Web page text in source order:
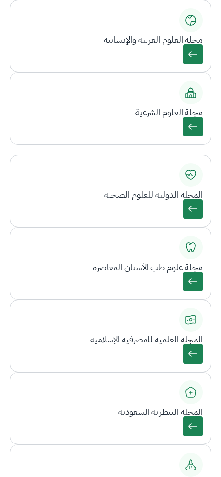
مجلة العلوم العربية والإنسانية
مجلة العلوم الشرعية
المجلة الدولية للعلوم الصحية
مجلة علوم طب الأسنان المعاصرة
المجلة العلمية للمصرفية الإسلامية
المجلة البيطرية السعودية